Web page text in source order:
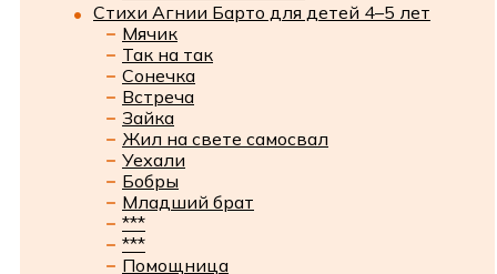
Стихи Агнии Барто для детей 4–5 лет
Мячик
Так на так
Сонечка
Встреча
Зайка
Жил на свете самосвал
Уехали
Бобры
Младший брат
***
***
Помощница